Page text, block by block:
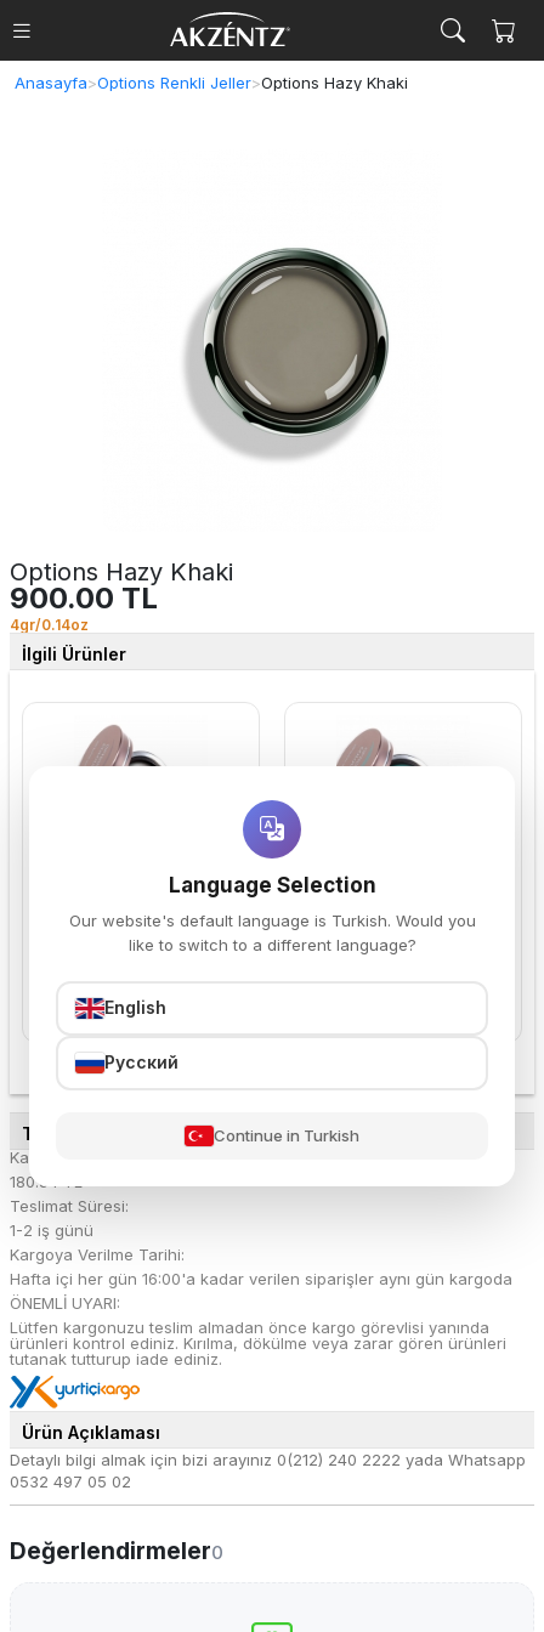
Anasayfa>Options Renkli Jeller>Options Hazy Khaki
Options Hazy Khaki
900.00 TL
4gr/0.14oz
İlgili Ürünler
Options Lunar Grey
Sepete Ekle
900.00 TL
TESLİMAT DETAYLARI
Kargo Ücreti:
180.54 TL
Teslimat Süresi:
1-2 iş günü
Kargoya Verilme Tarihi:
Hafta içi her gün 16:00'a kadar verilen siparişler aynı gün kargoda
ÖNEMLİ UYARI:
Lütfen kargonuzu teslim almadan önce kargo görevlisi yanında
ürünleri kontrol ediniz. Kırılma, dökülme veya zarar gören ürünleri
tutanak tutturup iade ediniz.
Ürün Açıklaması
Detaylı bilgi almak için bizi arayınız 0(212) 240 2222 yada Whatsapp
0532 497 05 02
Değerlendirmeler0
Language Selection
Our website's default language is Turkish. Would you
like to switch to a different language?
English
Русский
Continue in Turkish